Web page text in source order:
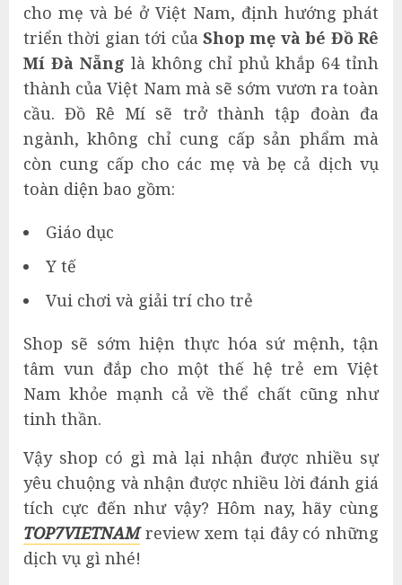
cho mẹ và bé ở Việt Nam, định hướng phát
triển thời gian tới của Shop mẹ và bé Đồ Rê
Mí Đà Nẵng là không chỉ phủ khắp 64 tỉnh
thành của Việt Nam mà sẽ sớm vươn ra toàn
cầu. Đồ Rê Mí sẽ trở thành tập đoàn đa
ngành, không chỉ cung cấp sản phẩm mà
còn cung cấp cho các mẹ và bẹ cả dịch vụ
toàn diện bao gồm:
Giáo dục
Y tế
Vui chơi và giải trí cho trẻ
Shop sẽ sớm hiện thực hóa sứ mệnh, tận
tâm vun đắp cho một thế hệ trẻ em Việt
Nam khỏe mạnh cả về thể chất cũng như
tinh thần.
Vậy shop có gì mà lại nhận được nhiều sự
yêu chuộng và nhận được nhiều lời đánh giá
tích cực đến như vậy? Hôm nay, hãy cùng
TOP7VIETNAMreview xem tại đây có những
dịch vụ gì nhé!